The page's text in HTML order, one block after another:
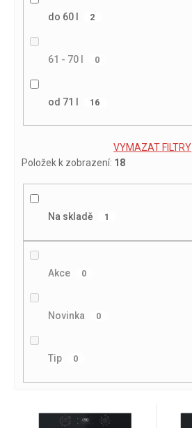
Na skladě 1
Akce 0
Novinka 0
Tip 0
do 60 l 2
61 - 70 l 0
od 71 l 16
VYMAZAT FILTRY
Položek k zobrazení: 18